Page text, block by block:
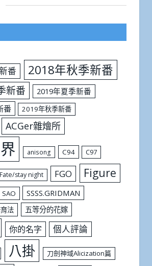
番 2018年秋季新番
新番
2019年夏季新番
番
2019年秋季新番
ACGer雜燴所
anisong C94 C97
Fate/stay night FGO Figure
SAO SSSS.GRIDMAN
法 五等分的花嫁
你的名字 個人評論
八掛 刀劍神域Alicization篇